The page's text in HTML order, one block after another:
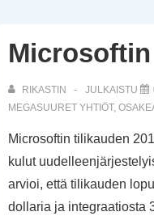
RIKASTIN JULKAISTU
MEGASUURET YHTIÖT,
Microsoftin tilikauden
kulut
arvioi, että tilikauden
dollaria ja integraatiosta